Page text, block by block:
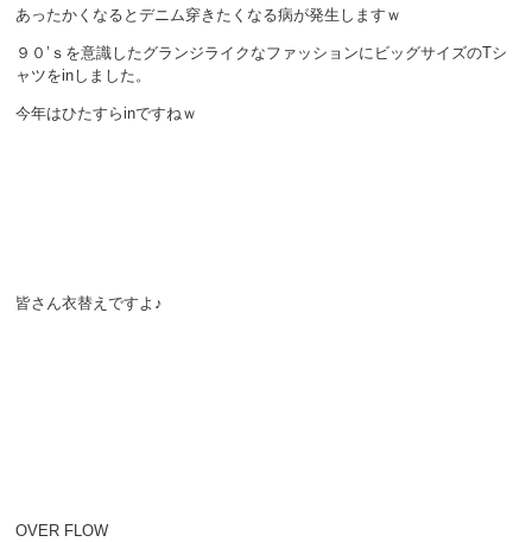
あったかくなるとデニム穿きたくなる病が発生しますｗ
９０’ｓを意識したグランジライクなファッションにビッグサイズのTシ
ャツをinしました。
今年はひたすらinですねｗ
皆さん衣替えですよ♪
OVER FLOW